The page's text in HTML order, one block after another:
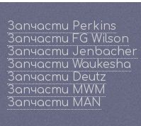
Запчасти Perkins
Запчасти FG Wilson
Запчасти Jenbacher
Запчасти Waukesha
Запчасти Deutz
Запчасти MWM
Запчасти MAN